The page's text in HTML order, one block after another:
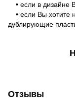
• если в дизайне
• если Вы хотите
дублирующие
Отзывы